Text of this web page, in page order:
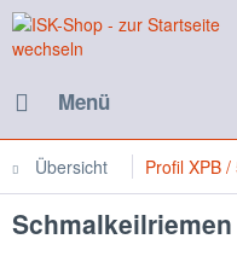
Menü
Übersicht Profil XPB /